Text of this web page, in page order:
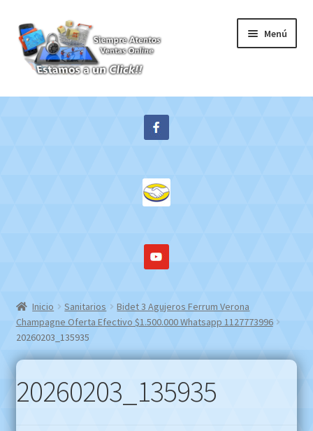
Ir
a
la
navegación
Ir
al
contenido
Menú
Inicio
Inicio Sanitarios
Bidet 3 Agujeros Ferrum Verona
Champagne Oferta Efectivo $1.500.000 Whatsapp 1127773996
20260203_135935
20260203_135935